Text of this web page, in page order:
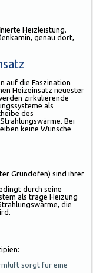
Heizleistung.
genau dort,
auf die Faszination
Heizeinsatz neuester
zirkulierende
als
des
Bei
keine Wünsche
Grundofen) sind ihrer
durch seine
als träge Heizung
die
sorgt für eine